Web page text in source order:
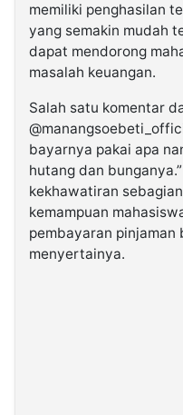
memiliki penghasilan
yang semakin mudah
dapat mendorong
masalah keuangan.
Salah satu komentar
bayarnya pakai apa
hutang dan
kekhawatiran
kemampuan
pembayaran
menyertainya.